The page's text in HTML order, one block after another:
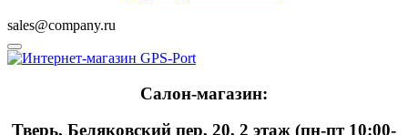
sales@company.ru
Салон-магазин:
Тверь, Беляковский пер, 20, 2 этаж (пн-пт 10:00-